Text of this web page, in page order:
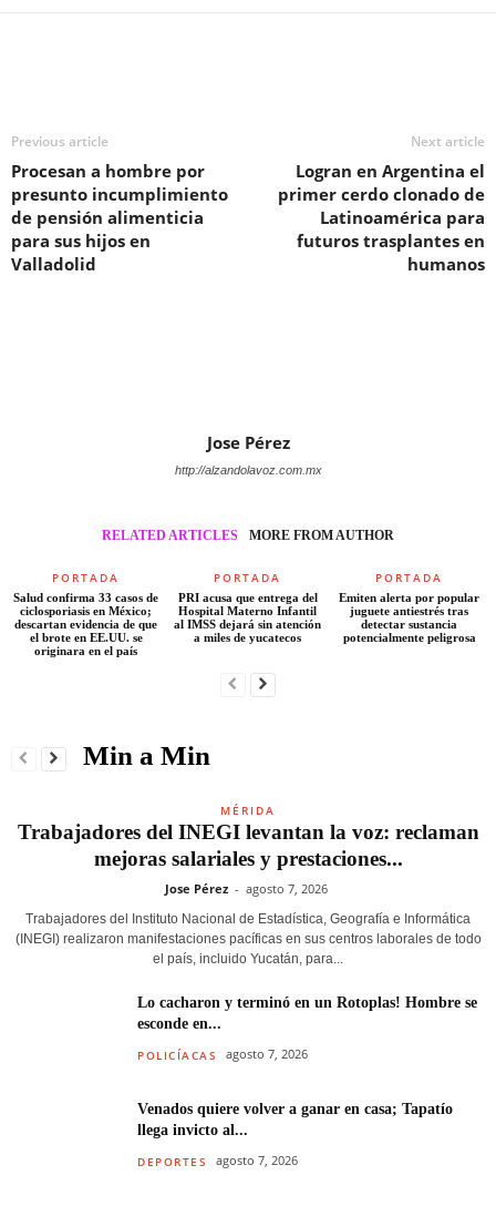
Previous article
Procesan a hombre por
presunto incumplimiento
de pensión alimenticia
para sus hijos en
Valladolid
Next article
Logran en Argentina el
primer cerdo clonado de
Latinoamérica para
futuros trasplantes en
humanos
Jose Pérez
http://alzandolavoz.com.mx
RELATED ARTICLES MORE FROM AUTHOR
PORTADA
Salud confirma 33 casos de
ciclosporiasis en México;
descartan evidencia de que
el brote en EE.UU. se
originara en el país
PORTADA
PRI acusa que entrega del
Hospital Materno Infantil
al IMSS dejará sin atención
a miles de yucatecos
PORTADA
Emiten alerta por popular
juguete antiestrés tras
detectar sustancia
potencialmente peligrosa
Min a Min
MÉRIDA
Trabajadores del INEGI levantan la voz: reclaman
mejoras salariales y prestaciones...
Jose Pérez - agosto 7, 2026
Trabajadores del Instituto Nacional de Estadística, Geografía e Informática
(INEGI) realizaron manifestaciones pacíficas en sus centros laborales de todo
el país, incluido Yucatán, para...
Lo cacharon y terminó en un Rotoplas! Hombre se
esconde en...
POLICÍACAS agosto 7, 2026
Venados quiere volver a ganar en casa; Tapatío
llega invicto al...
DEPORTES agosto 7, 2026